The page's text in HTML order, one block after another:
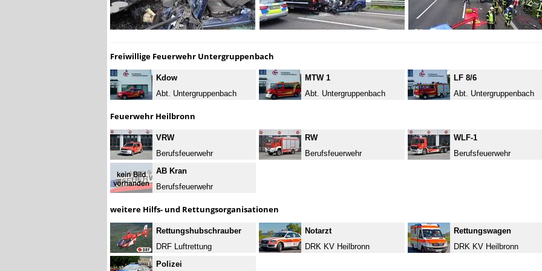
Freiwillige Feuerwehr Untergruppenbach
Kdow
Abt. Untergruppenbach
MTW 1
Abt. Untergruppenbach
LF 8/6
Abt. Untergruppenbach
Feuerwehr Heilbronn
VRW
Berufsfeuerwehr
RW
Berufsfeuerwehr
WLF-1
Berufsfeuerwehr
AB Kran
Berufsfeuerwehr
weitere Hilfs- und Rettungsorganisationen
Rettungshubschrauber
DRF Luftrettung
Notarzt
DRK KV Heilbronn
Rettungswagen
DRK KV Heilbronn
Polizei